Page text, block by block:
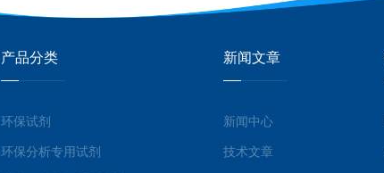
产品分类
环保试剂
环保分析专用试剂
新闻文章
新闻中心
技术文章